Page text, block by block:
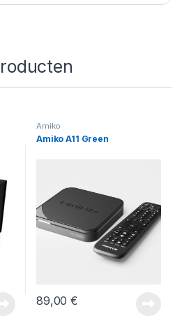
Amiko
Amiko A11 Green
89,00€